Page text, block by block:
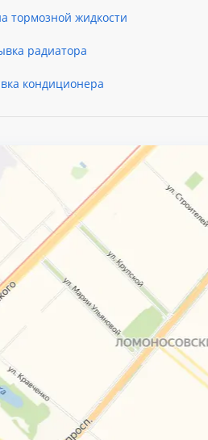
тормозной жидкости
радиатора
кондиционера